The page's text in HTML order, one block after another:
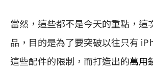
當然，這些都不是今天的重點，這
品，目的是為了要突破以往只有
這些配件的限制，而打造出的萬用